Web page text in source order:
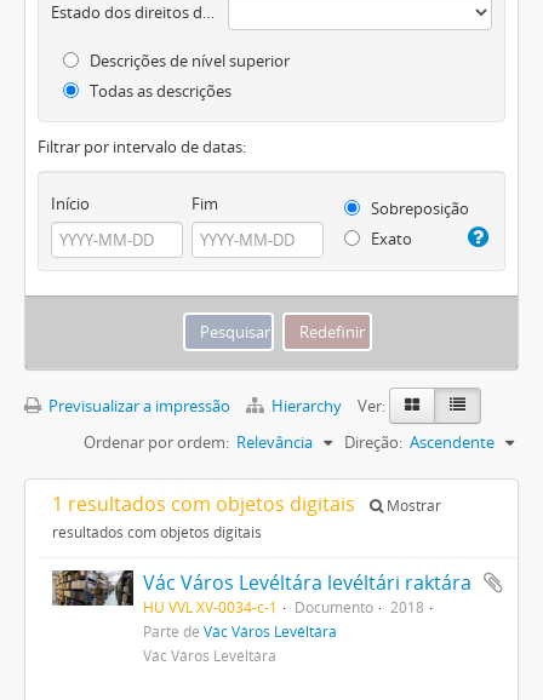
Estado dos direitos de autor
Descrições de nível superior
Todas as descrições
Filtrar por intervalo de datas:
Início Fim
Sobreposição
Exato
Previsualizar a impressão Hierarchy
Ver:
Ordenar por ordem: Relevância Direção: Ascendente
1 resultados com objetos digitais
Mostrar
resultados com objetos digitais
Vác Város Levéltára levéltári raktára
HU VVL XV-0034-c-1 Documento
2018
Parte de Vác Város Levéltára
Vác Város Levéltára